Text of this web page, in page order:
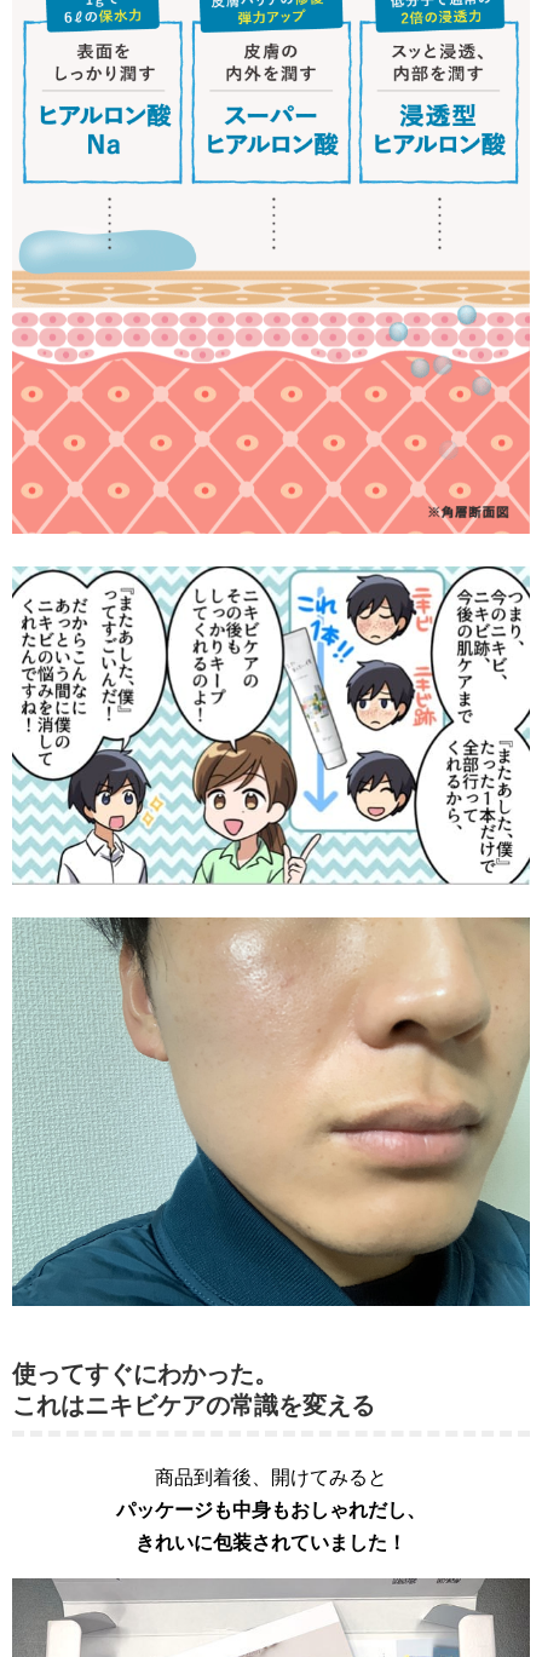
使ってすぐにわかった。
これはニキビケアの常識を変える
商品到着後、開けてみると
パッケージも中身もおしゃれだし、
きれいに包装されていました！